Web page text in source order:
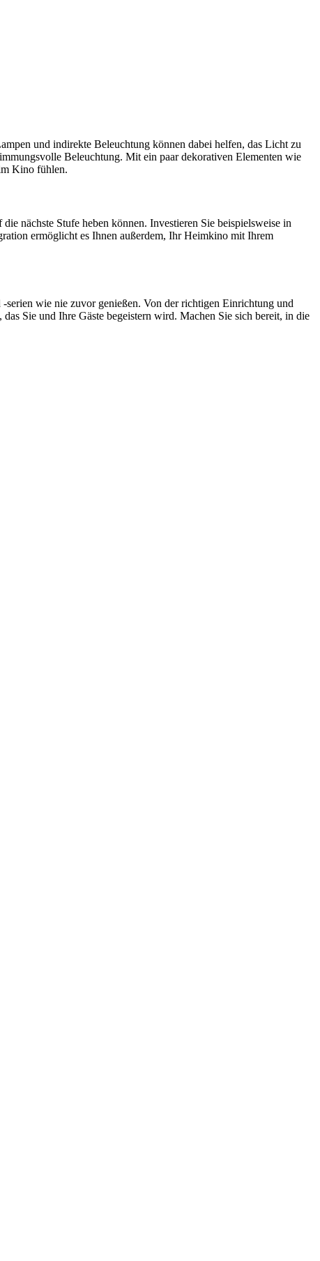
und indirekte Beleuchtung können dabei helfen, das Licht zu
Beleuchtung. Mit ein paar dekorativen Elementen wie
Kino fühlen.
nächste Stufe heben können. Investieren Sie beispielsweise in
ermöglicht es Ihnen außerdem, Ihr Heimkino mit Ihrem
wie nie zuvor genießen. Von der richtigen Einrichtung und
Sie und Ihre Gäste begeistern wird. Machen Sie sich bereit, in die